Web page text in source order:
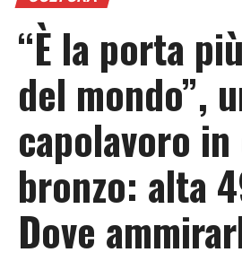
“È la porta
del mondo”,
capolavoro
bronzo: alta
Dove